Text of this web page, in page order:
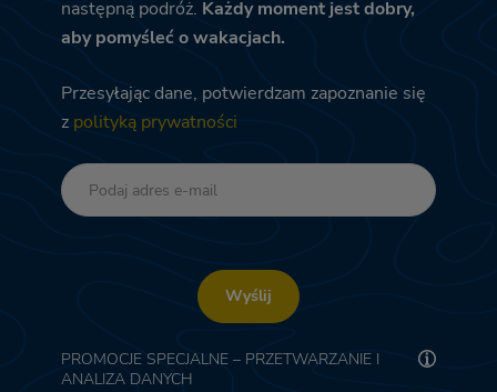
następną podróż. Każdy moment jest dobry,
aby pomyśleć o wakacjach.
Przesyłając dane, potwierdzam zapoznanie się
z polityką prywatności
Wyślij
PROMOCJE SPECJALNE – PRZETWARZANIE I
ANALIZA DANYCH